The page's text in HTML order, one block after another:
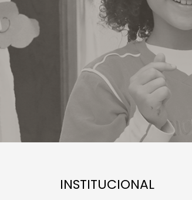
INSTITUCIONAL